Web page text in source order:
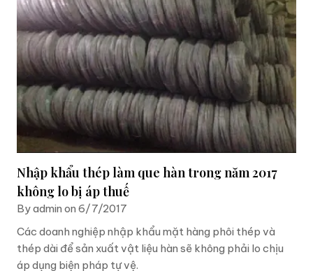
Nhập khẩu thép làm que hàn trong năm 2017
không lo bị áp thuế
By admin on 6/7/2017
Các doanh nghiệp nhập khẩu mặt hàng phôi thép và
thép dài để sản xuất vật liệu hàn sẽ không phải lo chịu
áp dụng biện pháp tự vệ.